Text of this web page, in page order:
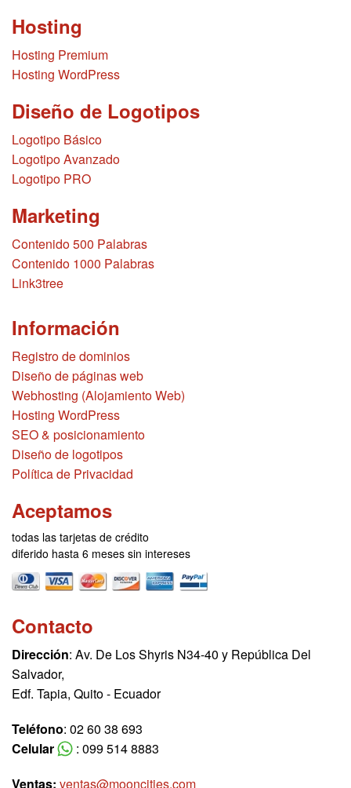
Hosting
Hosting Premium
Hosting WordPress
Diseño de Logotipos
Logotipo Básico
Logotipo Avanzado
Logotipo PRO
Marketing
Contenido 500 Palabras
Contenido 1000 Palabras
Link3tree
Información
Registro de dominios
Diseño de páginas web
Webhosting (Alojamiento Web)
Hosting WordPress
SEO & posicionamiento
Diseño de logotipos
Política de Privacidad
Aceptamos
todas las tarjetas de crédito
diferido hasta 6 meses sin intereses
Contacto
Dirección: Av. De Los Shyris N34-40 y República Del
Salvador,
Edf. Tapia, Quito - Ecuador
Teléfono: 02 60 38 693
Celular
: 099 514 8883
Ventas: ventas@mooncities.com